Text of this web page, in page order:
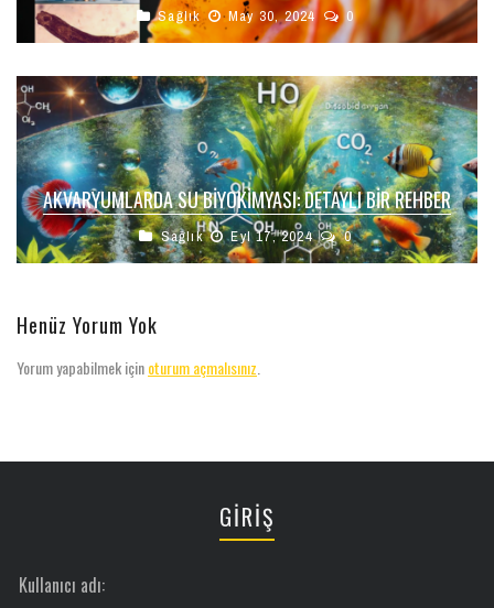
Sağlık May 30, 2024 0
AKVARYUMLARDA SU BIYOKIMYASI: DETAYLI BIR REHBER
Sağlık Eyl 17, 2024 0
Henüz Yorum Yok
Yorum yapabilmek içinoturum açmalısınız
GİRİŞ
Kullanıcı adı: